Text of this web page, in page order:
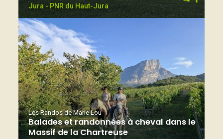
Jura - PNR du Haut-Jura
Les Randos de Marie Lou
Balades et randonnées à cheval dans le
Massif de la Chartreuse